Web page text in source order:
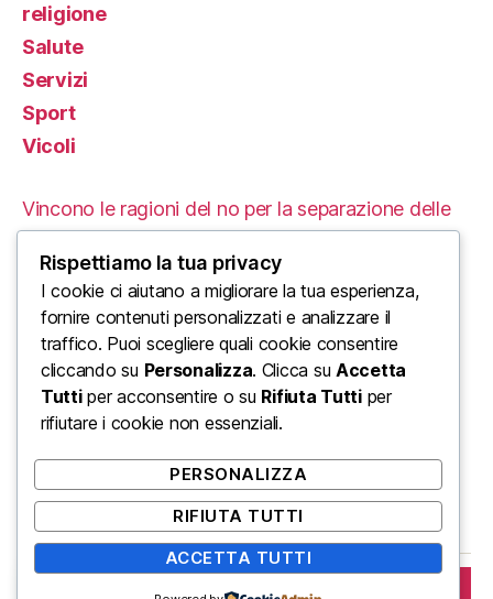
religione
Salute
Servizi
Sport
Vicoli
Vincono le ragioni del no per la separazione delle
carriere
Le Proteste in Iran: Un’Analisi delle Cause e delle
Conseguenze Tragiche
L’ordine mondiale di Trump: un enorme urlo di
disinformazione di Stato
Naval Ravikant: chi è per te questo signore?
Rispettiamo la tua privacy
I cookie ci aiutano a migliorare la tua esperienza,
fornire contenuti personalizzati e analizzare il
traffico. Puoi scegliere quali cookie consentire
cliccando su Personalizza. Clicca suAccetta
Tuttiper acconsentire o su Rifiuta Tuttiper
rifiutare i cookie non essenziali.
PERSONALIZZA
RIFIUTA TUTTI
ACCETTA TUTTI